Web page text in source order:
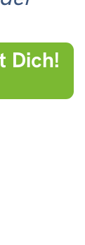
Dich!